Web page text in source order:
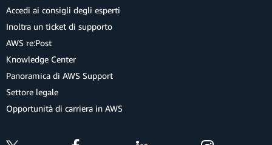
Accedi ai consigli degli esperti
Inoltra un ticket di supporto
AWS re:Post
Knowledge Center
Panoramica di AWS Support
Settore legale
Opportunità di carriera in AWS